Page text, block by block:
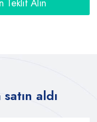
Alın
aldı